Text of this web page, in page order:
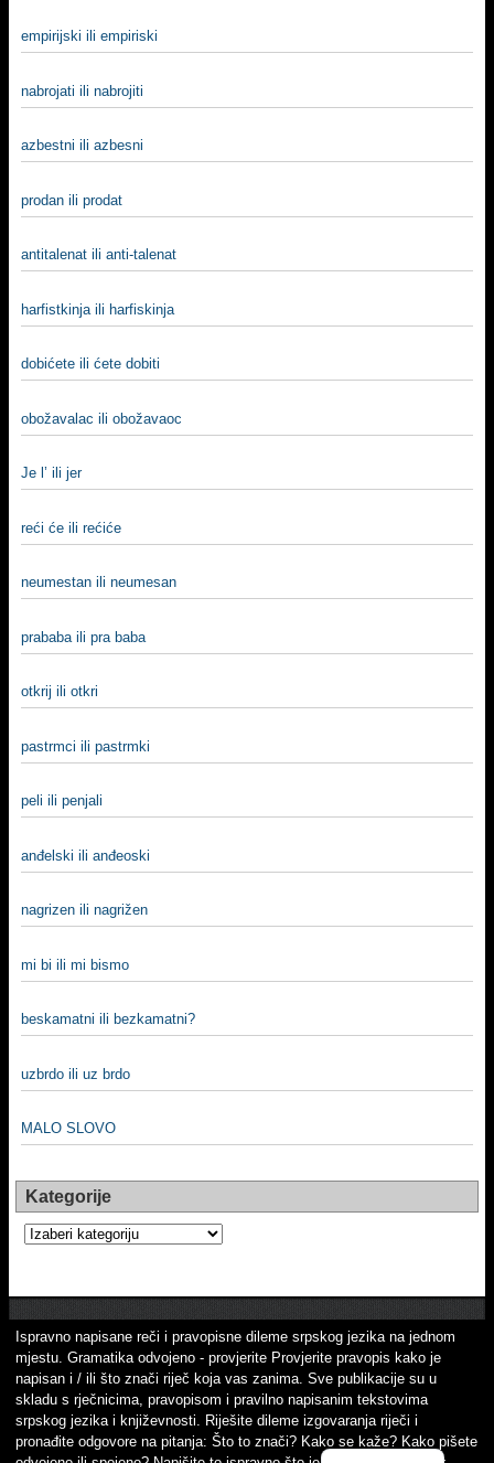
empirijski ili empiriski
nabrojati ili nabrojiti
azbestni ili azbesni
prodan ili prodat
antitalenat ili anti-talenat
harfistkinja ili harfiskinja
dobićete ili ćete dobiti
obožavalac ili obožavaoc
Je l’ ili jer
reći će ili rećiće
neumestan ili neumesan
prababa ili pra baba
otkrij ili otkri
pastrmci ili pastrmki
peli ili penjali
anđelski ili anđeoski
nagrizen ili nagrižen
mi bi ili mi bismo
beskamatni ili bezkamatni?
uzbrdo ili uz brdo
MALO SLOVO
Kategorije
Kategorije
Ispravno napisane reči i pravopisne dileme srpskog jezika na jednom
mjestu. Gramatika odvojeno - provjerite Provjerite pravopis kako je
napisan i / ili što znači riječ koja vas zanima. Sve publikacije su u
skladu s rječnicima, pravopisom i pravilno napisanim tekstovima
srpskog jezika i književnosti. Riješite dileme izgovaranja riječi i
pronađite odgovore na pitanja: Što to znači? Kako se kaže? Kako pišete